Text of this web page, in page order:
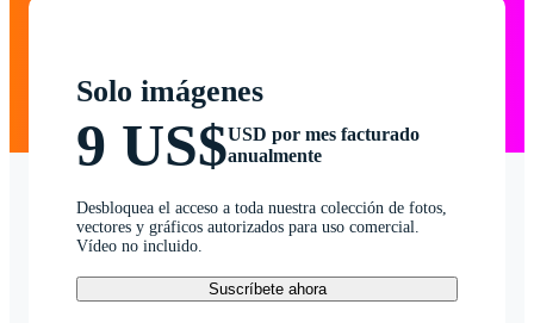
Solo imágenes
9 US$USD por mes facturado
anualmente
Desbloquea el acceso a toda nuestra colección de fotos,
vectores y gráficos autorizados para uso comercial.
Vídeo no incluido.
Suscríbete ahora